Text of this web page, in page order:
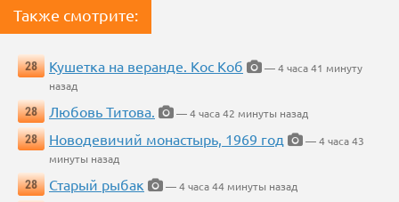
Также смотрите:
28 Кушетка на веранде. Кос Коб
— 4 часа 41 минуту
назад
28
Любовь Титова.
— 4 часа 42 минуты назад
28
Новодевичий монастырь, 1969 год
— 4 часа 43
минуты назад
28
Старый рыбак
— 4 часа 44 минуты назад